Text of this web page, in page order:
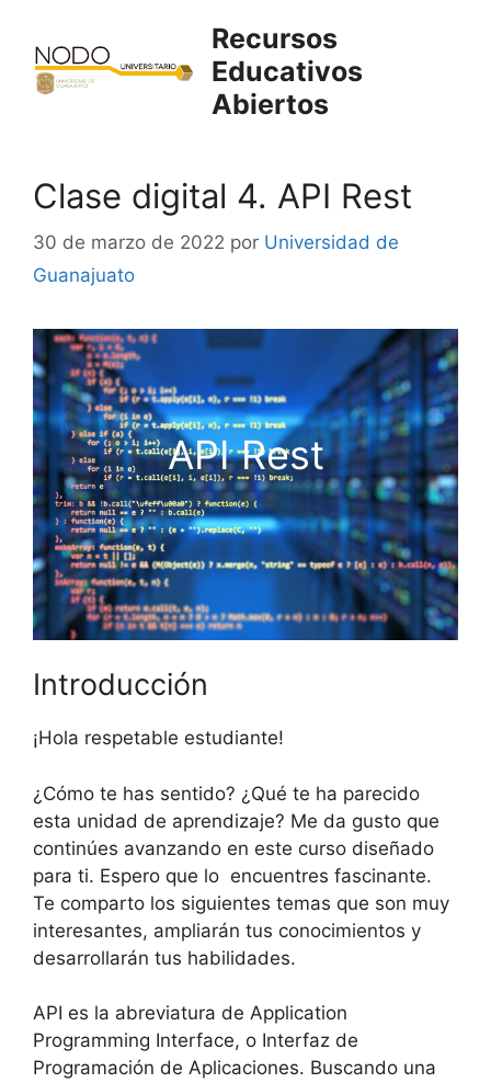
contenido
Recursos
Educativos
Abiertos
Clase digital 4. API Rest
30 de marzo de 2022 por Universidad de
Guanajuato
API Rest
Introducción
¡Hola respetable estudiante!
¿Cómo te has sentido? ¿Qué te ha parecido
esta unidad de aprendizaje? Me da gusto que
continúes avanzando en este curso diseñado
para ti. Espero que lo encuentres fascinante.
Te comparto los siguientes temas que son muy
interesantes, ampliarán tus conocimientos y
desarrollarán tus habilidades.
API es la abreviatura de Application
Programming Interface, o Interfaz de
Programación de Aplicaciones. Buscando una